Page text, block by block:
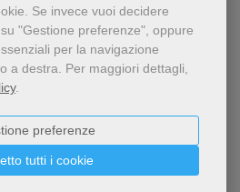
Se invece vuoi decidere
"Gestione preferenze", oppure
per la navigazione
a destra. Per maggiori dettagli,
.
tutti i cookie
preferenze